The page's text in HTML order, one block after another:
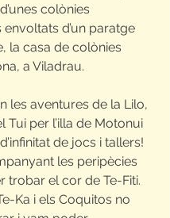
colònies
d’un paratge
la casa de colònies
a Viladrau.
les aventures de la Lilo,
Tui per l’illa de Motonui
de jocs i tallers!
les peripècies
trobar el cor de Te-Fiti.
Ka i els Coquitos no